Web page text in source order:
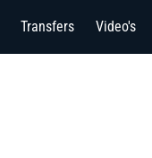
Transfers Video's